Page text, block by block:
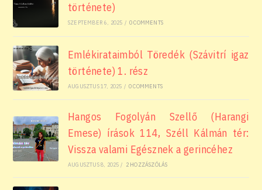
története)
SZEPTEMBER 6, 2025 / 0 COMMENTS
Emlékirataimból Töredék (Szávitrí igaz
története) 1. rész
AUGUSZTUS 17, 2025 / 0 COMMENTS
Hangos Fogolyán Szellő (Harangi
Emese) írások 114, Széll Kálmán tér:
Vissza valami Egésznek a gerincéhez
AUGUSZTUS 8, 2025 / 2 HOZZÁSZÓLÁS